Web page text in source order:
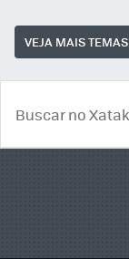
VEJA MAIS TEMAS